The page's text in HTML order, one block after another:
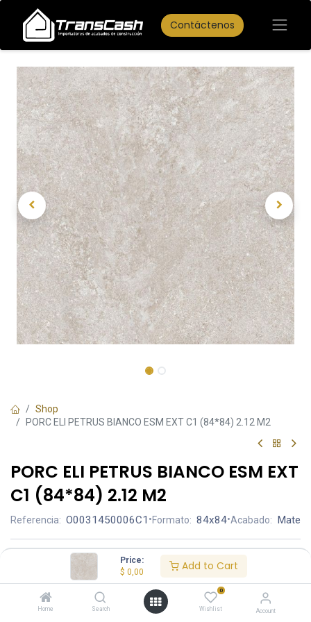
Price:
$ 0,00 Add to Cart
Home Search
0
Wishlist Account
Contáctenos
Shop
PORC ELI PETRUS BIANCO ESM EXT C1 (84*84) 2.12 M2
PORC ELI PETRUS BIANCO ESM EXT
C1 (84*84) 2.12 M2
Referencia: O0031450006C1 •Formato: 84x84•Acabado: Mate
Acabado